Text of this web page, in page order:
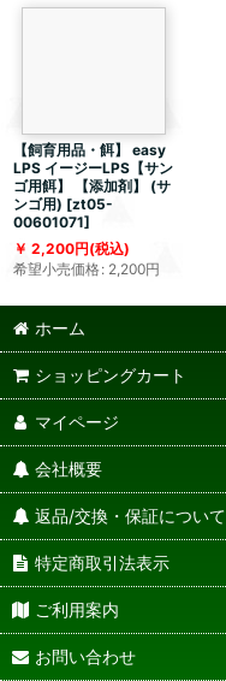
【飼育用品・餌】 easy
LPS イージーLPS【サン
ゴ用餌】 【添加剤】 (サ
ンゴ用) [zt05-
00601071]
2,200円(税込)
希望小売価格: 2,200円
ホーム
ショッピングカート
マイページ
会社概要
返品/交換・保証について
特定商取引法表示
ご利用案内
お問い合わせ